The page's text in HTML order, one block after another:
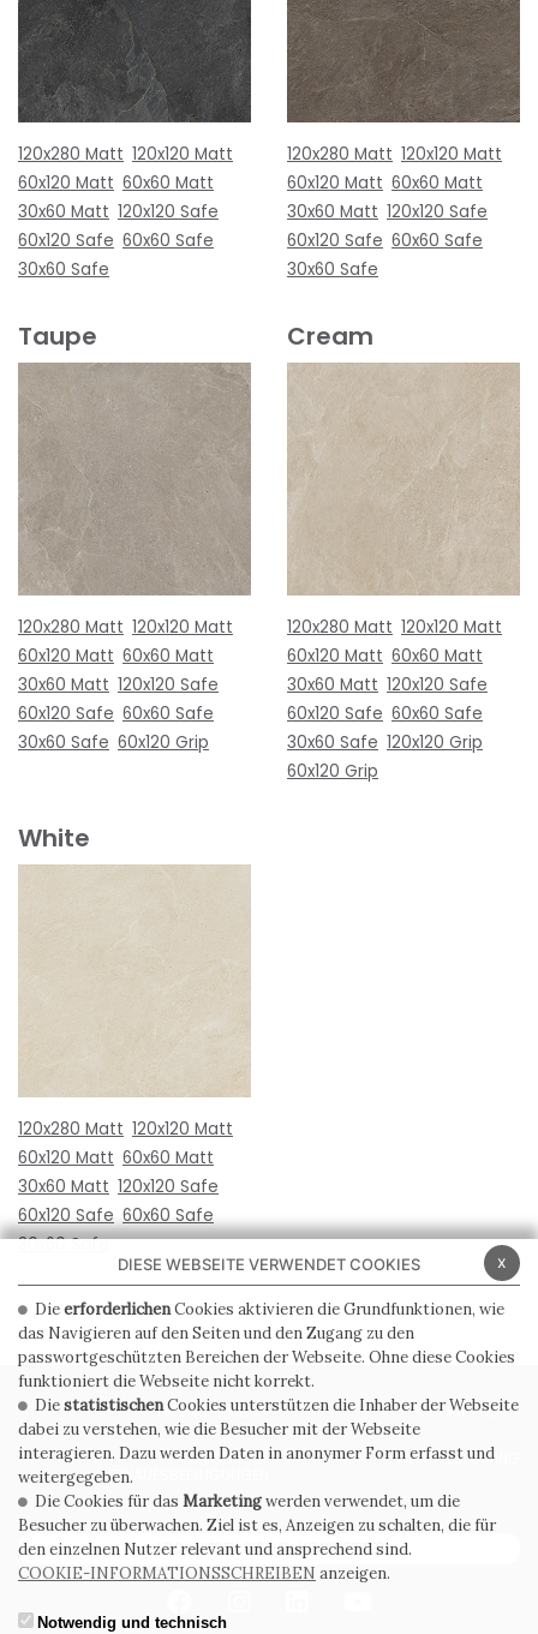
120x280 Matt 120x120 Matt
60x120 Matt 60x60 Matt
30x60 Matt 120x120 Safe
60x120 Safe 60x60 Safe
30x60 Safe
120x280 Matt 120x120 Matt
60x120 Matt 60x60 Matt
30x60 Matt 120x120 Safe
60x120 Safe 60x60 Safe
30x60 Safe
Taupe
120x280 Matt 120x120 Matt
60x120 Matt 60x60 Matt
30x60 Matt 120x120 Safe
60x120 Safe 60x60 Safe
30x60 Safe 60x120 Grip
Cream
120x280 Matt 120x120 Matt
60x120 Matt 60x60 Matt
30x60 Matt 120x120 Safe
60x120 Safe 60x60 Safe
30x60 Safe 120x120 Grip
60x120 Grip
White
120x280 Matt 120x120 Matt
60x120 Matt 60x60 Matt
30x60 Matt 120x120 Safe
60x120 Safe 60x60 Safe
30x60 Safe
PRIVACY POLICY COOKIE POLICY
ALLGEMEINE
VERKAUFSBEDINGUNGEN
WHISTLEBLOWING
ABONNIEREN SIE DEN NEWSLETTER
x
DIESE WEBSEITE VERWENDET COOKIES
DieerforderlichenCookies aktivieren die Grundfunktionen, wie
das Navigieren auf den Seiten und den Zugang zu den
passwortgeschützten Bereichen der Webseite. Ohne diese Cookies
funktioniert die Webseite nicht korrekt.
DiestatistischenCookies unterstützen die Inhaber der Webseite
dabei zu verstehen, wie die Besucher mit der Webseite
interagieren. Dazu werden Daten in anonymer Form erfasst und
weitergegeben.
Die Cookies für das Marketingwerden verwendet, um die
Besucher zu überwachen. Ziel ist es, Anzeigen zu schalten, die für
den einzelnen Nutzer relevant und ansprechend sind.
COOKIE-INFORMATIONSSCHREIBEN anzeigen.
Notwendig und technisch